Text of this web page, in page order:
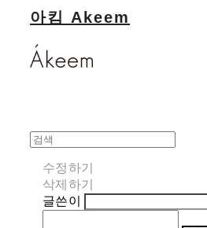
아킴 Akeem
수정하기
삭제하기
글쓴이